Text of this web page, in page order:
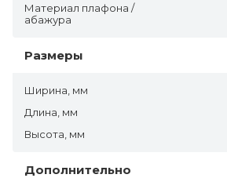
Материал плафона /
абажура
Размеры
Ширина, мм
Длина, мм
Высота, мм
Дополнительно